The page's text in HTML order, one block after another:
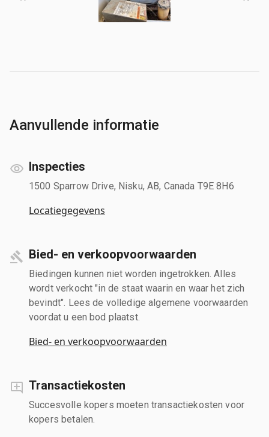
Aanvullende informatie
Inspecties
1500 Sparrow Drive, Nisku, AB, Canada T9E 8H6
Locatiegegevens
Bied- en verkoopvoorwaarden
Biedingen kunnen niet worden ingetrokken. Alles
wordt verkocht "in de staat waarin en waar het zich
bevindt". Lees de volledige algemene voorwaarden
voordat u een bod plaatst.
Bied- en verkoopvoorwaarden
Transactiekosten
Succesvolle kopers moeten transactiekosten voor
kopers betalen.